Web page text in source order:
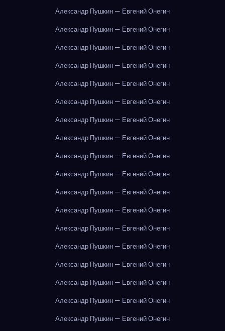
Александр Пушкин — Евгений Онегин
Александр Пушкин — Евгений Онегин
Александр Пушкин — Евгений Онегин
Александр Пушкин — Евгений Онегин
Александр Пушкин — Евгений Онегин
Александр Пушкин — Евгений Онегин
Александр Пушкин — Евгений Онегин
Александр Пушкин — Евгений Онегин
Александр Пушкин — Евгений Онегин
Александр Пушкин — Евгений Онегин
Александр Пушкин — Евгений Онегин
Александр Пушкин — Евгений Онегин
Александр Пушкин — Евгений Онегин
Александр Пушкин — Евгений Онегин
Александр Пушкин — Евгений Онегин
Александр Пушкин — Евгений Онегин
Александр Пушкин — Евгений Онегин
Александр Пушкин — Евгений Онегин